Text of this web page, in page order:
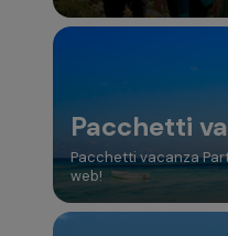
Pacchetti
Pacchetti vacanza
web!